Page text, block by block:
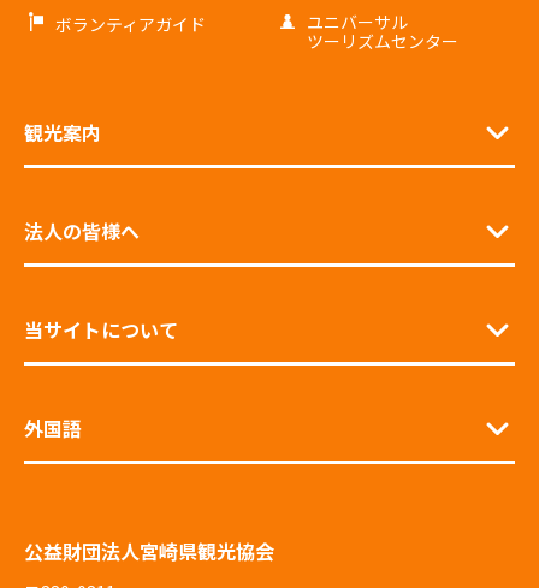
ボランティアガイド
ユニバーサル
ツーリズムセンター
観光案内
法人の皆様へ
当サイトについて
外国語
公益財団法人宮崎県観光協会